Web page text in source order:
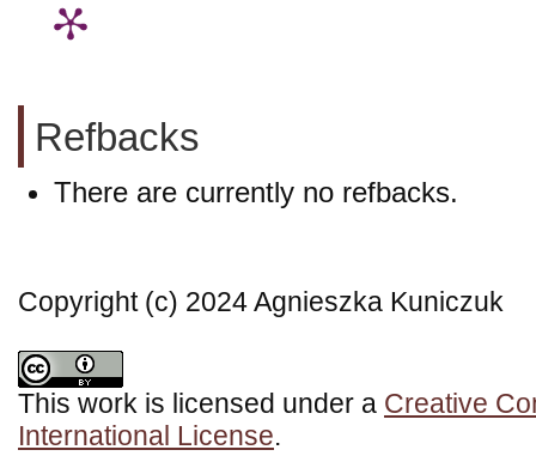
Refbacks
There are currently no refbacks.
Copyright (c) 2024 Agnieszka Kuniczuk
This work is licensed under a Creative
International License.